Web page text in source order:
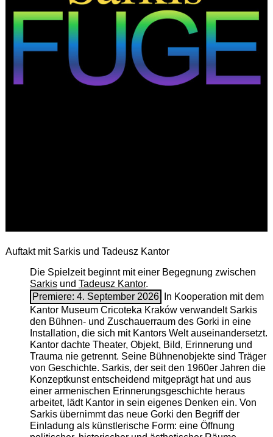
Auftakt mit Sarkis und Tadeusz Kantor
Die Spielzeit beginnt mit einer Begegnung zwischen
Sarkisund Tadeusz Kantor.
Premiere: 4. September 2026
In Kooperation mit dem
Kantor Museum Cricoteka Kraków verwandelt Sarkis
den Bühnen- und Zuschauerraum des Gorki in eine
Installation, die sich mit Kantors Welt auseinandersetzt.
Kantor dachte Theater, Objekt, Bild, Erinnerung und
Trauma nie getrennt. Seine Bühnenobjekte sind Träger
von Geschichte. Sarkis, der seit den 1960er Jahren die
Konzeptkunst entscheidend mitgeprägt hat und aus
einer armenischen ­Erinnerungsgeschichte heraus
arbeitet, lädt Kantor in sein eigenes Denken ein. Von
Sarkis übernimmt das neue Gorki den Begriff der
Einladung als künstlerische Form: eine Öffnung